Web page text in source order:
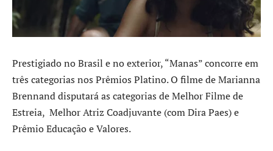
Prestigiado no Brasil e no exterior, “Manas” concorre em
três categorias nos Prêmios Platino. O filme de Marianna
Brennand disputará as categorias de Melhor Filme de
Estreia, Melhor Atriz Coadjuvante (com Dira Paes) e
Prêmio Educação e Valores.